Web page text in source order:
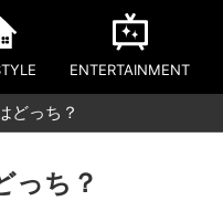
ENTERTAINMENT
どっち？
っち？